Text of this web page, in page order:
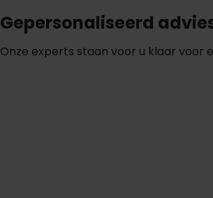
Gepersonaliseerd
Onze experts staan voor u klaar voor